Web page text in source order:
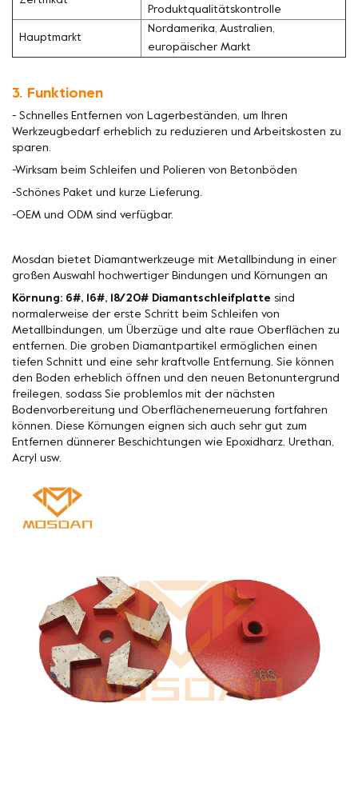
Produktqualitätskontrolle
Hauptmarkt
Nordamerika, Australien,
europäischer Markt
3. Funktionen
- Schnelles Entfernen von Lagerbeständen, um Ihren
Werkzeugbedarf erheblich zu reduzieren und Arbeitskosten zu
sparen.
-Wirksam beim Schleifen und Polieren von Betonböden
-Schönes Paket und kurze Lieferung.
-OEM und ODM sind verfügbar.
Mosdan bietet Diamantwerkzeuge mit Metallbindung in einer
großen Auswahl hochwertiger Bindungen und Körnungen an
Körnung: 6#, 16#, 18/20# Diamantschleifplatte sind
normalerweise der erste Schritt beim Schleifen von
Metallbindungen, um Überzüge und alte raue Oberflächen zu
entfernen. Die groben Diamantpartikel ermöglichen einen
tiefen Schnitt und eine sehr kraftvolle Entfernung. Sie können
den Boden erheblich öffnen und den neuen Betonuntergrund
freilegen, sodass Sie problemlos mit der nächsten
Bodenvorbereitung und Oberflächenerneuerung fortfahren
können. Diese Körnungen eignen sich auch sehr gut zum
Entfernen dünnerer Beschichtungen wie Epoxidharz, Urethan,
Acryl usw.